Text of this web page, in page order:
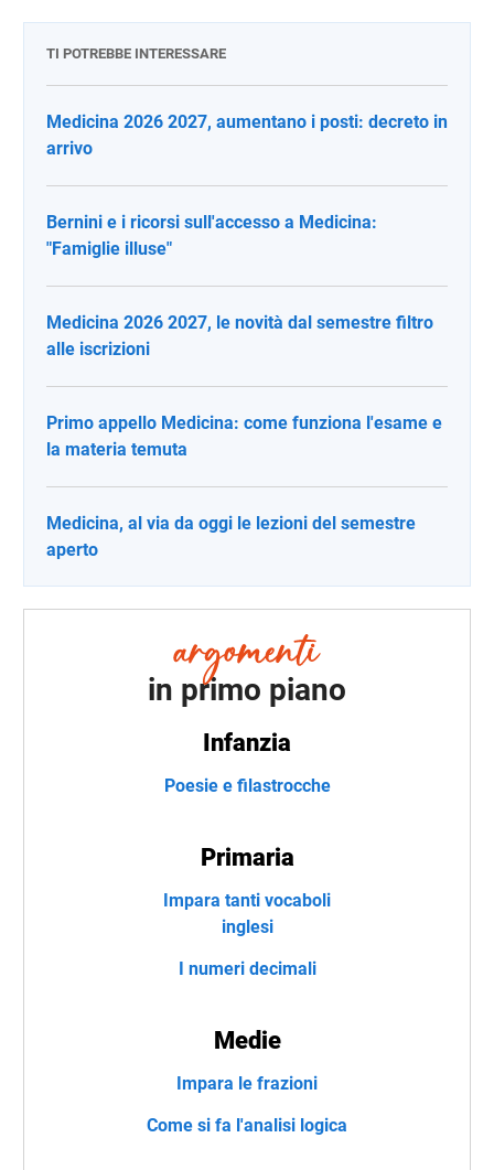
TI POTREBBE INTERESSARE
Medicina 2026 2027, aumentano i posti: decreto in
arrivo
Bernini e i ricorsi sull'accesso a Medicina:
"Famiglie illuse"
Medicina 2026 2027, le novità dal semestre filtro
alle iscrizioni
Primo appello Medicina: come funziona l'esame e
la materia temuta
Medicina, al via da oggi le lezioni del semestre
aperto
in primo piano
Infanzia
Poesie e filastrocche
Primaria
Impara tanti vocaboli
inglesi
I numeri decimali
Medie
Impara le frazioni
Come si fa l'analisi logica